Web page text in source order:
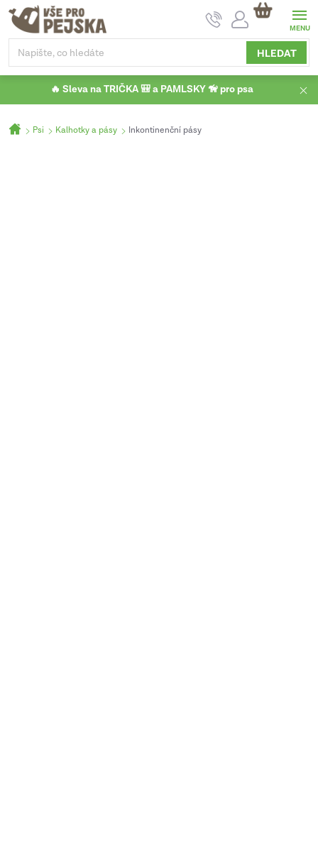
Přejít
obsah
HLEDAT
NÁKUPNÍ
KOŠÍK
🔥 Sleva na TRIČKA 🎒 a PAMLSKY 🦮 pro psa
Domů
Psi Kalhotky a pásy Inkontinenční pásy